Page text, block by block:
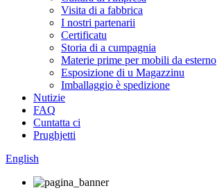
Visita di a fabbrica
I nostri partenarii
Certificatu
Storia di a cumpagnia
Materie prime per mobili da esterno
Esposizione di u Magazzinu
Imballaggio è spedizione
Nutizie
FAQ
Cuntatta ci
Prughjetti
English